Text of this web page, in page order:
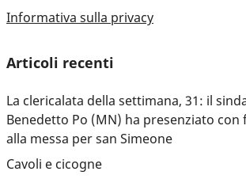
Informativa sulla privacy
Articoli recenti
La clericalata della settimana, 31: il
Benedetto Po (MN) ha presenziato
alla messa per san Simeone
Cavoli e cicogne